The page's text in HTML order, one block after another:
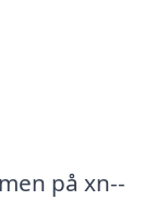
på xn--